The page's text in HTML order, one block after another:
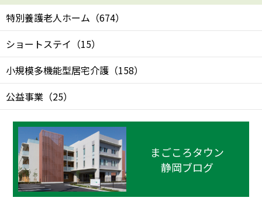
特別養護老人ホーム （674）
ショートステイ （15）
小規模多機能型居宅介護 （158）
公益事業 （25）
まごころタウン
静岡ブログ